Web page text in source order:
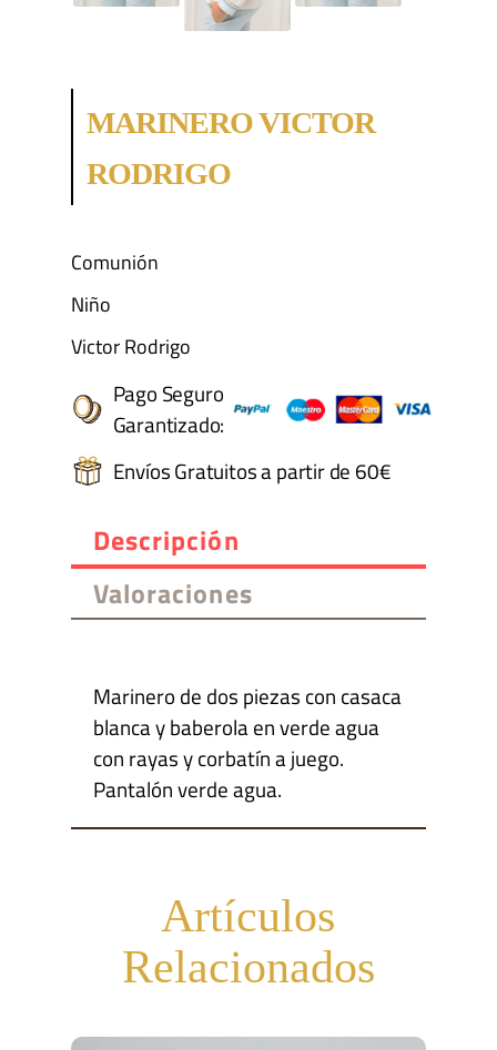
MARINERO VICTOR
RODRIGO
Comunión
Niño
Victor Rodrigo
Pago Seguro
Garantizado:
Envíos Gratuitos a partir de 60€
Descripción
Valoraciones
Marinero de dos piezas con casaca
blanca y baberola en verde agua
con rayas y corbatín a juego.
Pantalón verde agua.
Artículos
Relacionados